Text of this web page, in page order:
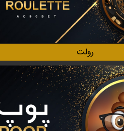
رولت